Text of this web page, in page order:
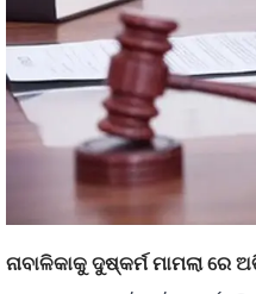
ନାବାଳିକାକୁ ଦୁଷ୍କର୍ମ ମାମଲା